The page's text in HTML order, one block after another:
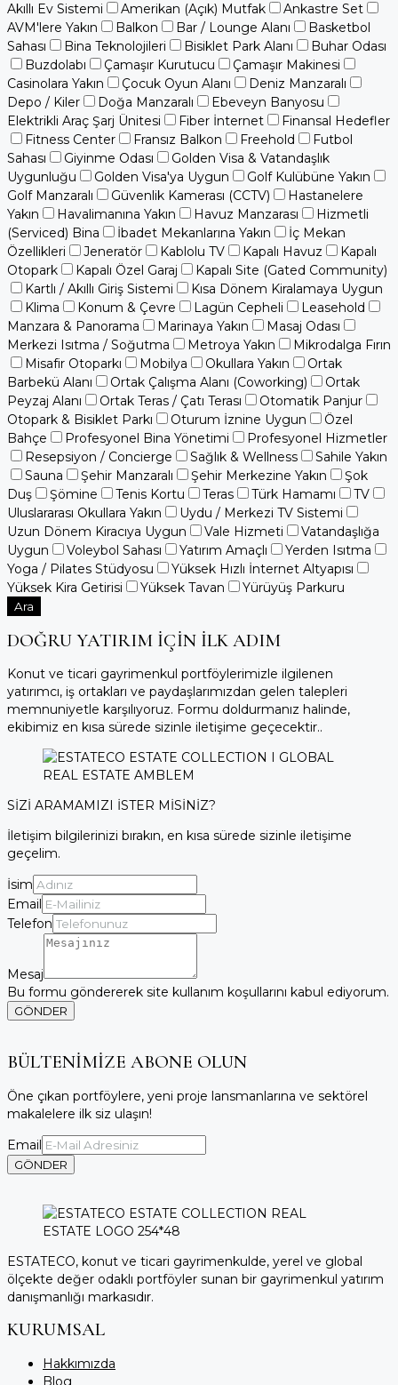
Akıllı Ev Sistemi
Amerikan (Açık) Mutfak
Ankastre Set
AVM'lere Yakın
Balkon Bar / Lounge Alanı
Basketbol
Sahası
Bina Teknolojileri Bisiklet Park Alanı
Buhar Odası
Buzdolabı
Çamaşır Kurutucu
Çamaşır Makinesi
Casinolara Yakın
Çocuk Oyun Alanı
Deniz Manzaralı
Depo / Kiler
Doğa Manzaralı
Ebeveyn Banyosu
Elektrikli Araç Şarj Ünitesi
Fiber İnternet
Finansal Hedefler
Fitness Center
Fransız Balkon Freehold
Futbol
Sahası
Giyinme Odası
Golden Visa & Vatandaşlık
Uygunluğu
Golden Visa'ya Uygun
Golf Kulübüne Yakın
Golf Manzaralı
Güvenlik Kamerası (CCTV)
Hastanelere
Yakın
Havalimanına Yakın Havuz Manzarası
Hizmetli
(Serviced) Bina
İbadet Mekanlarına Yakın
İç Mekan
Özellikleri
Jeneratör Kablolu TV Kapalı Havuz
Kapalı
Otopark
Kapalı Özel Garaj
Kapalı Site (Gated Community)
Kartlı / Akıllı Giriş Sistemi
Kısa Dönem Kiralamaya Uygun
Klima
Konum & Çevre Lagün Cepheli
Leasehold
Manzara & Panorama
Marinaya Yakın
Masaj Odası
Merkezi Isıtma / Soğutma
Metroya Yakın
Mikrodalga Fırın
Misafir Otoparkı
Mobilya Okullara Yakın
Ortak
Barbekü Alanı
Ortak Çalışma Alanı (Coworking)
Ortak
Peyzaj Alanı
Ortak Teras / Çatı Terası
Otomatik Panjur
Otopark & Bisiklet Parkı
Oturum İznine Uygun
Özel
Bahçe
Profesyonel Bina Yönetimi
Profesyonel Hizmetler
Resepsiyon / Concierge
Sağlık & Wellness
Sahile Yakın
Sauna
Şehir Manzaralı Şehir Merkezine Yakın
Şok
Duş
Şömine Tenis Kortu Teras Türk Hamamı
TV
Uluslararası Okullara Yakın
Uydu / Merkezi TV Sistemi
Uzun Dönem Kiracıya Uygun
Vale Hizmeti
Vatandaşlığa
Uygun
Voleybol Sahası Yatırım Amaçlı
Yerden Isıtma
Yoga / Pilates Stüdyosu
Yüksek Hızlı İnternet Altyapısı
Yüksek Kira Getirisi
Yüksek Tavan Yürüyüş Parkuru
Ara
DOĞRU YATIRIM İÇİN İLK ADIM
Konut ve ticari gayrimenkul portföylerimizle ilgilenen
yatırımcı, iş ortakları ve paydaşlarımızdan gelen talepleri
memnuniyetle karşılıyoruz. Formu doldurmanız halinde,
ekibimiz en kısa sürede sizinle iletişime geçecektir..
SİZİ ARAMAMIZI İSTER MİSİNİZ?
İletişim bilgilerinizi bırakın, en kısa sürede sizinle iletişime
geçelim.
İsim
Email
Telefon
Mesaj
Bu formu göndererek site kullanım koşullarını kabul ediyorum.
GÖNDER
BÜLTENİMİZE ABONE OLUN
Öne çıkan portföylere, yeni proje lansmanlarına ve sektörel
makalelere ilk siz ulaşın!
Email
GÖNDER
ESTATECO, konut ve ticari gayrimenkulde, yerel ve global
ölçekte değer odaklı portföyler sunan bir gayrimenkul yatırım
danışmanlığı markasıdır.
KURUMSAL
Hakkımızda
Blog